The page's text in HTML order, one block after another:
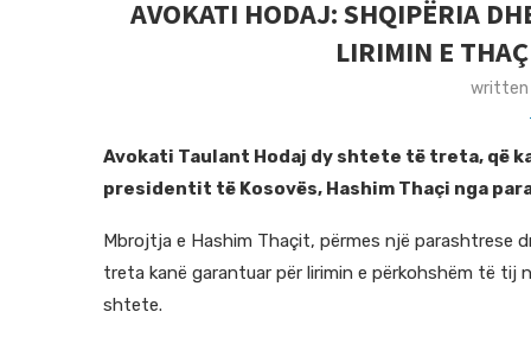
AVOKATI HODAJ: SHQIPËRIA
LIRIMIN E
Avokati Taulant Hodaj dy shtete të treta, që
presidentit të Kosovës, Hashim Thaçi nga
Mbrojtja e Hashim Thaçit, përmes një parashtrese
treta kanë garantuar për lirimin e përkohshëm të tij
shtete.